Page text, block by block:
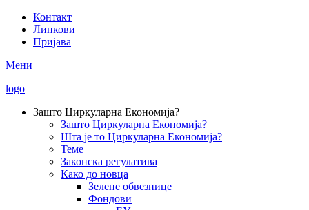
Skip
main
Secondary
Menu
Контакт
Линкови
Пријава
Мени
logo
navigation
Зашто Циркуларна Економија?
Зашто Циркуларна Економија?
Шта је то Циркуларна Економија?
Теме
Законска регулатива
Како до новца
Зелене обвезнице
Фондови